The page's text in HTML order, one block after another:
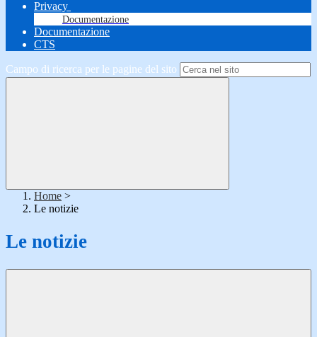
Privacy
Documentazione
Documentazione
CTS
Campo di ricerca per le pagine del sito
Home >
Le notizie
Le notizie